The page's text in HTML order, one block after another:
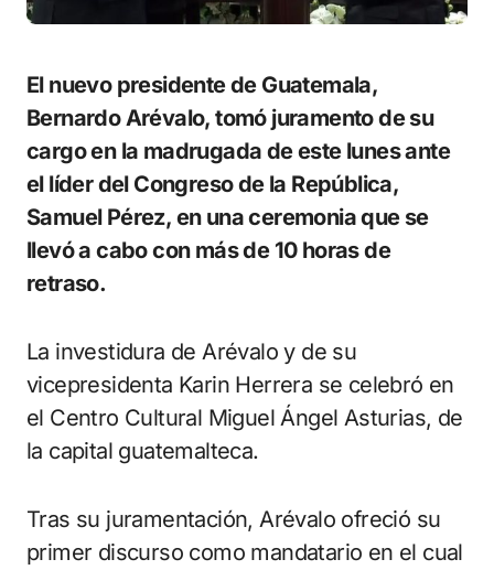
El nuevo presidente de Guatemala,
Bernardo Arévalo, tomó juramento de su
cargo en la madrugada de este lunes ante
el líder del Congreso de la República,
Samuel Pérez, en una ceremonia que se
llevó a cabo con más de 10 horas de
retraso.
La investidura de Arévalo y de su
vicepresidenta Karin Herrera se celebró en
el Centro Cultural Miguel Ángel Asturias, de
la capital guatemalteca.
Tras su juramentación, Arévalo ofreció su
primer discurso como mandatario en el cual